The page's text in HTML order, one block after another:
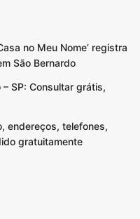
no Meu Nome’ registra
São Bernardo
SP: Consultar grátis,
endereços, telefones,
gratuitamente